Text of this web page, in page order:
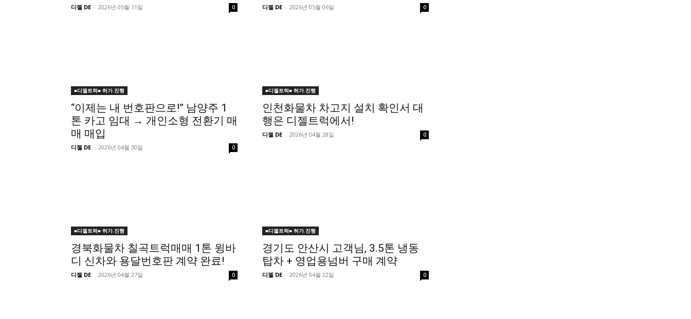
디젤 DE - 2026년 05월 11일 0 디젤 DE - 2026년 05월 06일 0
■디젤트럭■ 허가.진행
“이제는 내 번호판으로!” 남양주 1
톤 카고 임대 → 개인소형 전환기 매
매 매입
디젤 DE - 2026년 04월 30일 0
■디젤트럭■ 허가.진행
인천화물차 차고지 설치 확인서 대
행은 디젤트럭에서!
디젤 DE - 2026년 04월 28일 0
■디젤트럭■ 허가.진행
경북화물차 칠곡트럭매매 1톤 윙바
디 신차와 용달번호판 계약 완료!
디젤 DE - 2026년 04월 27일 0
■디젤트럭■ 허가.진행
경기도 안산시 고객님, 3.5톤 냉동
탑차 + 영업용넘버 구매 계약
디젤 DE - 2026년 04월 22일 0